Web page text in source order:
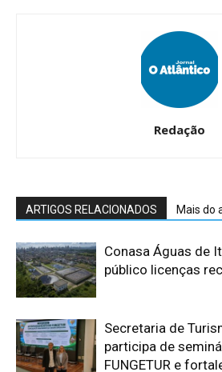
Redação
ARTIGOS RELACIONADOS Mais do
Conasa Águas de
público licenças
Secretaria de
participa de
FUNGETUR e